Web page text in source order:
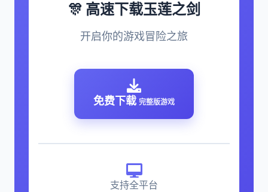
🎊 高速下载玉莲之剑
开启你的游戏冒险之旅
免费下载 完整版游戏
支持全平台